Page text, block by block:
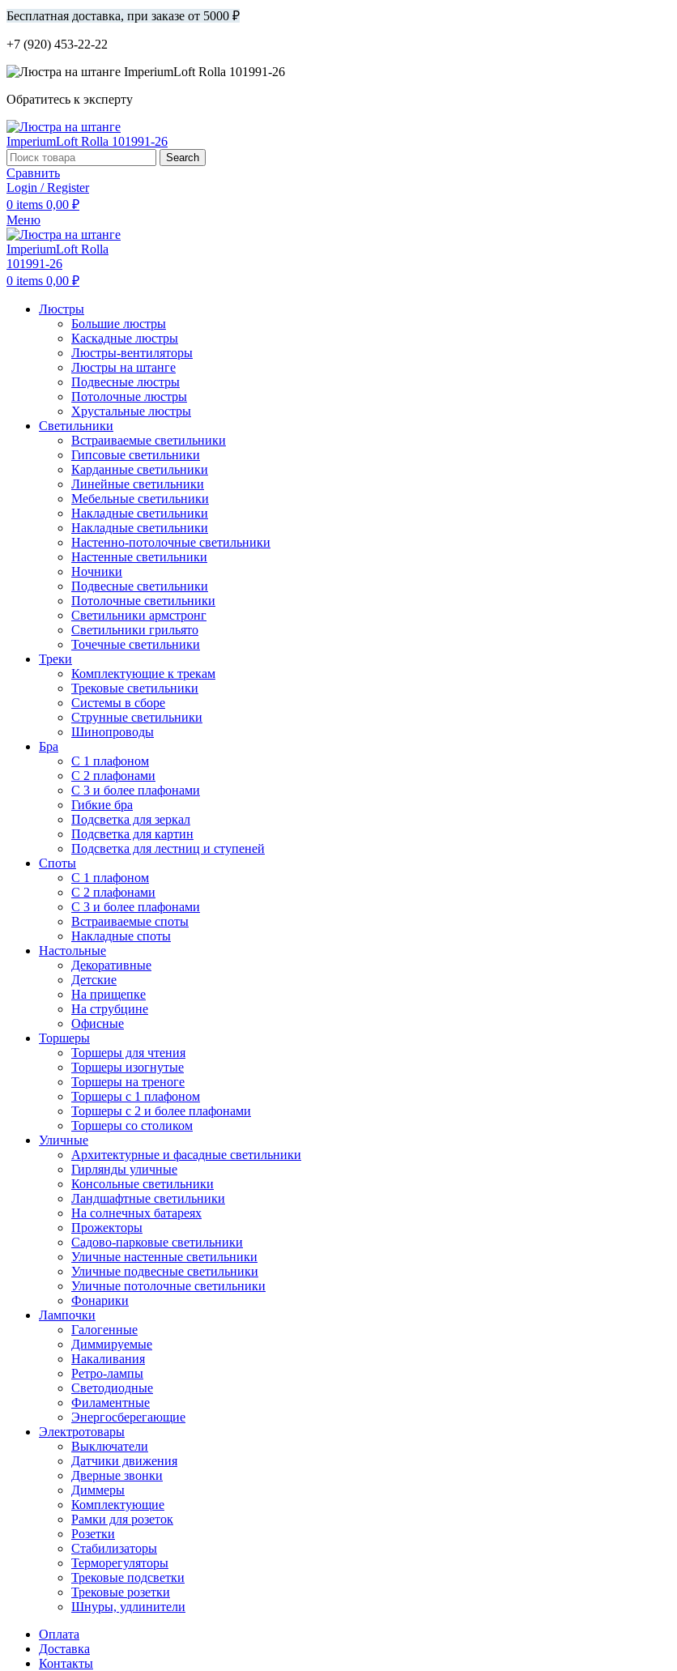
Бесплатная доставка, при заказе от 5000 ₽
+7 (920) 453-22-22
Обратитесь к эксперту
Search
Сравнить
Login / Register
0 items 0,00 ₽
Меню
0 items 0,00 ₽
Люстры
Большие люстры
Каскадные люстры
Люстры-вентиляторы
Люстры на штанге
Подвесные люстры
Потолочные люстры
Хрустальные люстры
Светильники
Встраиваемые светильники
Гипсовые светильники
Карданные светильники
Линейные светильники
Мебельные светильники
Накладные светильники
Накладные светильники
Настенно-потолочные светильники
Настенные светильники
Ночники
Подвесные светильники
Потолочные светильники
Светильники армстронг
Светильники грильято
Точечные светильники
Треки
Комплектующие к трекам
Трековые светильники
Системы в сборе
Струнные светильники
Шинопроводы
Бра
С 1 плафоном
С 2 плафонами
С 3 и более плафонами
Гибкие бра
Подсветка для зеркал
Подсветка для картин
Подсветка для лестниц и ступеней
Споты
С 1 плафоном
С 2 плафонами
С 3 и более плафонами
Встраиваемые споты
Накладные споты
Настольные
Декоративные
Детские
На прищепке
На струбцине
Офисные
Торшеры
Торшеры для чтения
Торшеры изогнутые
Торшеры на треноге
Торшеры с 1 плафоном
Торшеры с 2 и более плафонами
Торшеры со столиком
Уличные
Архитектурные и фасадные светильники
Гирлянды уличные
Консольные светильники
Ландшафтные светильники
На солнечных батареях
Прожекторы
Садово-парковые светильники
Уличные настенные светильники
Уличные подвесные светильники
Уличные потолочные светильники
Фонарики
Лампочки
Галогенные
Диммируемые
Накаливания
Ретро-лампы
Светодиодные
Филаментные
Энергосберегающие
Электротовары
Выключатели
Датчики движения
Дверные звонки
Диммеры
Комплектующие
Рамки для розеток
Розетки
Стабилизаторы
Терморегуляторы
Трековые подсветки
Трековые розетки
Шнуры, удлинители
Оплата
Доставка
Контакты